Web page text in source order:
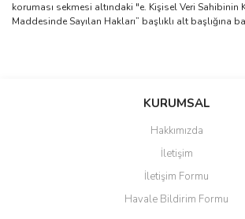
koruması sekmesi altındaki "e. Kişisel Veri Sahibinin
Maddesinde Sayılan Hakları” başlıklı alt başlığına
KURUMSAL
Hakkımızda
İletişim
İletişim Formu
Havale Bildirim Formu